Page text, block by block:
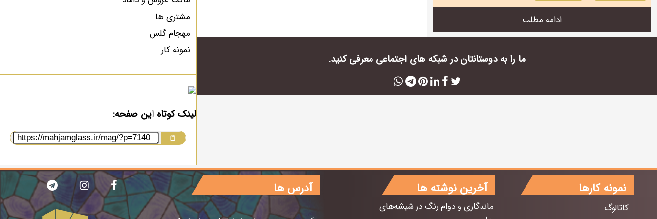
مشتری ها
مهجام گلس
نمونه کار
لینک کوتاه این صفحه:
ادامه مطلب
ما را به دوستانتان در شبکه های اجتماعی معرفی کنید.
آخرین نوشته ها
ماندگاری و دوام رنگ در شیشه‌های
نمونه کارها
کاتالوگ
آدرس ها